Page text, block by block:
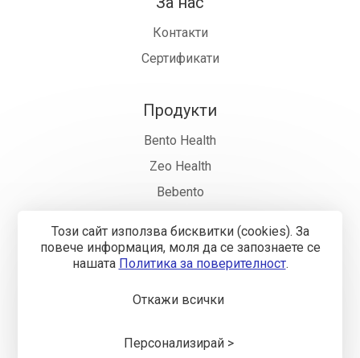
Контакти
Сертификати
Продукти
Bento Health
Zeo Health
Bebento
Къде да купя
© 2018—2026 „Бенто Хелт" ООД
Карта на сайта
Този сайт използва бисквитки (cookies). За
повече информация, моля да се запознаете се
нашaтa Политика за поверителност.
Откажи всички
Персонализирай >